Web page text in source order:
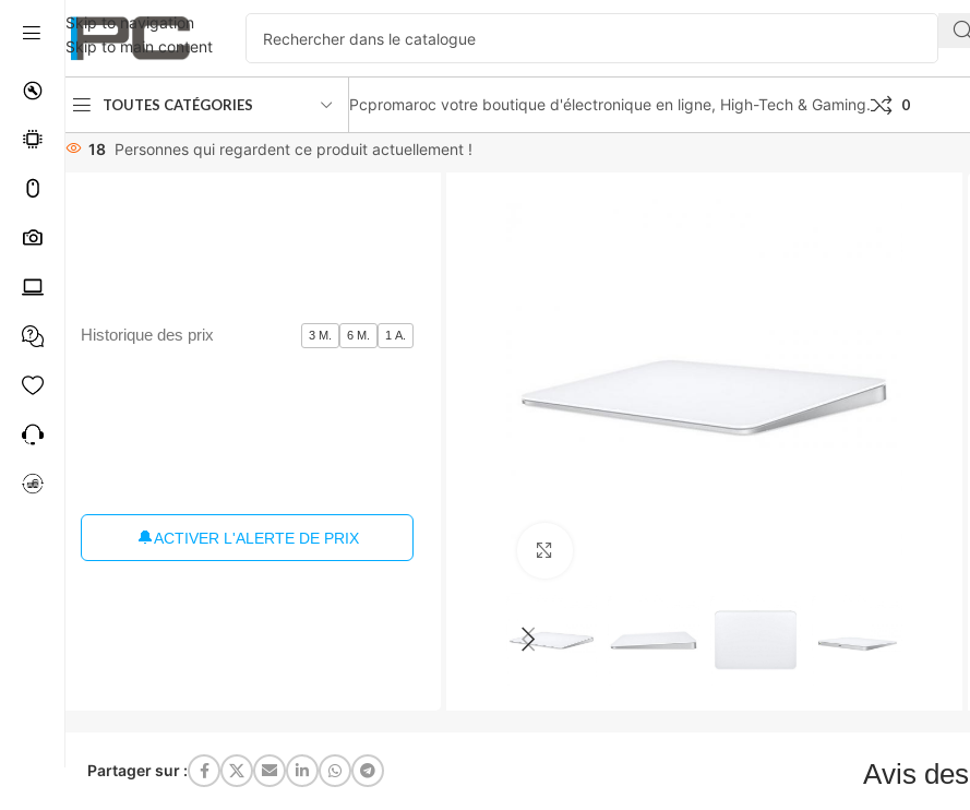
Skip to navigation
Skip to main content
TOUTES CATÉGORIES Pcpromaroc votre boutique d'électronique en ligne, High-Tech & Gaming. 0
Accueil périphériques Apple Magic Trackpad 3 White
18 Personnes qui regardent ce produit actuellement !
Historique des prix 3 M. 6 M. 1 A.
🔔ACTIVER L'ALERTE DE PRIX
Partager sur : Avis